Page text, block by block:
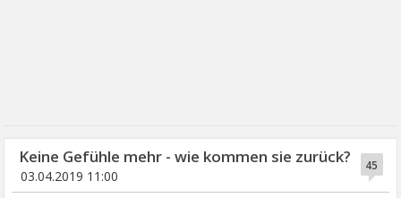
45
Keine Gefühle mehr - wie kommen sie zurück?
03.04.2019 11:00